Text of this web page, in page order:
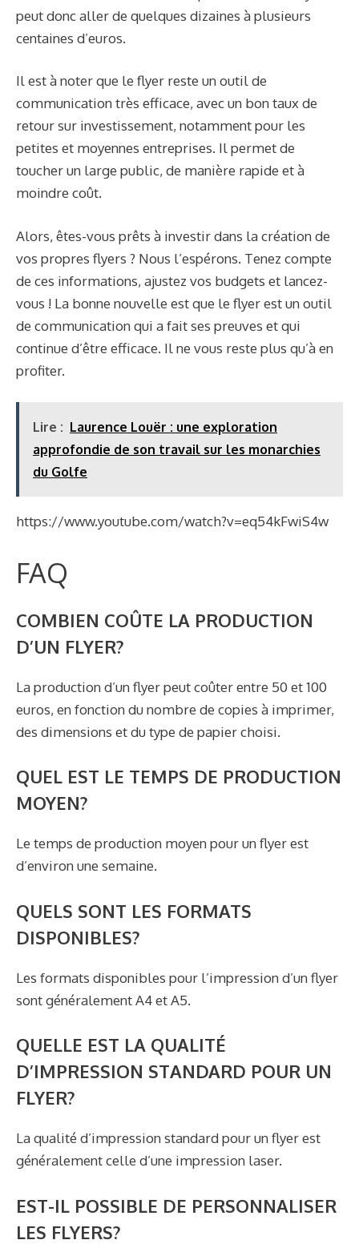
peut donc aller de quelques dizaines à plusieurs
centaines d’euros.
Il est à noter que le flyer reste un outil de
communication très efficace, avec un bon taux de
retour sur investissement, notamment pour les
petites et moyennes entreprises. Il permet de
toucher un large public, de manière rapide et à
moindre coût.
Alors, êtes-vous prêts à investir dans la création de
vos propres flyers ? Nous l’espérons. Tenez compte
de ces informations, ajustez vos budgets et lancez-
vous ! La bonne nouvelle est que le flyer est un outil
de communication qui a fait ses preuves et qui
continue d’être efficace. Il ne vous reste plus qu’à en
profiter.
Lire : Laurence Louër : une exploration
approfondie de son travail sur les monarchies
du Golfe
https://www.youtube.com/watch?v=eq54kFwiS4w
FAQ
COMBIEN COÛTE LA PRODUCTION
D’UN FLYER?
La production d’un flyer peut coûter entre 50 et 100
euros, en fonction du nombre de copies à imprimer,
des dimensions et du type de papier choisi.
QUEL EST LE TEMPS DE PRODUCTION
MOYEN?
Le temps de production moyen pour un flyer est
d’environ une semaine.
QUELS SONT LES FORMATS
DISPONIBLES?
Les formats disponibles pour l’impression d’un flyer
sont généralement A4 et A5.
QUELLE EST LA QUALITÉ
D’IMPRESSION STANDARD POUR UN
FLYER?
La qualité d’impression standard pour un flyer est
généralement celle d’une impression laser.
EST-IL POSSIBLE DE PERSONNALISER
LES FLYERS?